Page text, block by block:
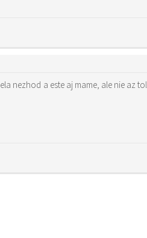
nezhod a este aj mame, ale nie az